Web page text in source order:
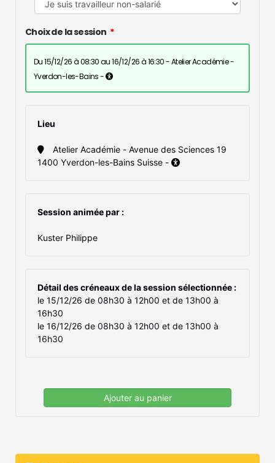
Choix de la session
du 15/12/26 à 08:30 au 16/12/26 à 16:30 - Atelier Académie -
Yverdon-les-Bains -
Lieu
1400 Yverdon-les-Bains Suisse -
Session animée par :
Kuster Philippe
Détail des créneaux de la session sélectionnée :
le 15/12/26 de 08h30 à 12h00 et de 13h00 à
16h30
le 16/12/26 de 08h30 à 12h00 et de 13h00 à
16h30
Ajouter au panier